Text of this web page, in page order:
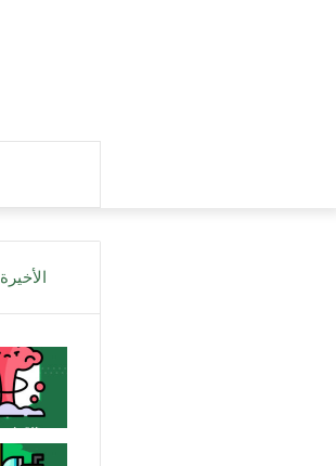
الأخيرة